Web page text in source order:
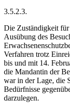
3.5.2.3.
Die Zuständigkeit
Ausübung des
Verfahren trotz
bis und mit 14.
die Mandantin der
war in der Lage, die
Bedürfnisse
darzulegen.